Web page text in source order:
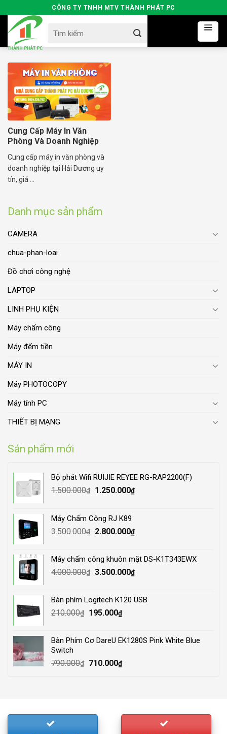
to
content
CÔNG TY TNHH MTV THÀNH PHÁT PC
for:
Danh mục sản phẩm
CAMERA
chua-phan-loai
Đồ chơi công nghệ
LAPTOP
LINH PHỤ KIỆN
Máy chấm công
Máy đếm tiền
MÁY IN
Máy PHOTOCOPY
Máy tính PC
THIẾT BỊ MẠNG
Sản phẩm mới
Bộ phát Wifi RUIJIE REYEE RG-RAP2200(F)
1.500.000₫
Original
1.500.000₫.
1.250.000₫Current
Máy Chấm Công RJ K89
3.500.000₫
Original
3.500.000₫.
2.800.000₫Current
2.800.000₫.
Máy chấm công khuôn mặt DS-K1T343EWX
4.000.000₫ Original
4.000.000₫.
3.500.000₫Current
3.500.000₫.
Bàn phím Logitech K120 USB
210.000₫
Original
210.000₫.
195.000₫Current
195.000₫.
Bàn Phím Cơ DareU EK1280S Pink White Blue
Switch
790.000₫
Original
710.000₫Current
Cung Cấp Máy In Văn
Phòng Và Doanh Nghiệp
Cung cấp máy in văn phòng và
doanh nghiệp tại Hải Dương uy
tín, giá ...